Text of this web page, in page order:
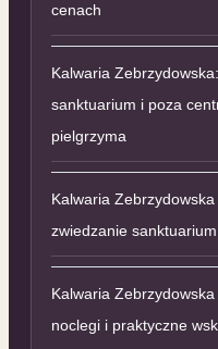
cenach
Kalwaria
sanktuarium i poza
pielgrzyma
Kalwaria
zwiedzanie
Kalwaria
noclegi i praktyczne